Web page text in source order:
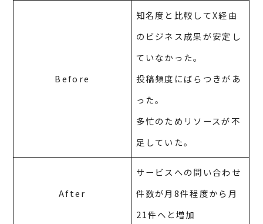
Before
知名度と比較してX経由
のビジネス成果が安定し
ていなかった。
投稿頻度にばらつきがあ
った。
多忙のためリソースが不
足していた。
After
サービスへの問い合わせ
件数が月8件程度から月
21件へと増加